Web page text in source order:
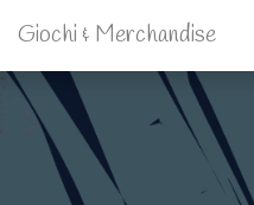
Giochi & Merchandise